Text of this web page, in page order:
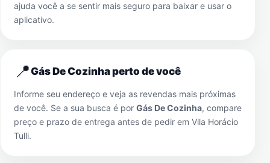
ajuda você a se sentir mais seguro para baixar e usar o
aplicativo.
📍Gás De Cozinha perto de você
Informe seu endereço e veja as revendas mais próximas
de você. Se a sua busca é por Gás De Cozinha, compare
preço e prazo de entrega antes de pedir em Vila Horácio
Tulli.